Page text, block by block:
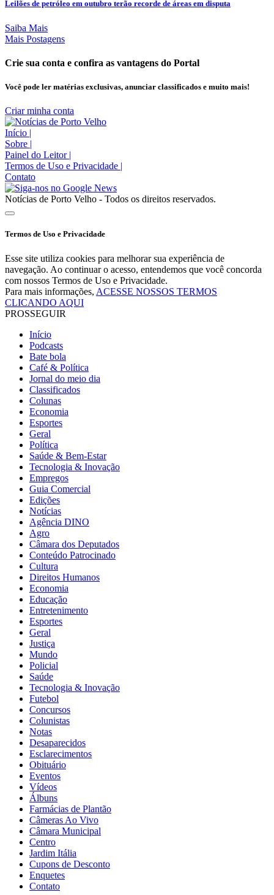
Leilões de petróleo em outubro terão recorde de áreas em disputa
Saiba Mais
Mais Postagens
Crie sua conta e confira as vantagens do Portal
Você pode ler matérias exclusivas, anunciar classificados e muito mais!
Criar minha conta
Início |
Sobre |
Painel do Leitor |
Termos de Uso e Privacidade |
Contato
Notícias de Porto Velho - Todos os direitos reservados.
Termos de Uso e Privacidade
Esse site utiliza cookies para melhorar sua experiência de
navegação. Ao continuar o acesso, entendemos que você concorda
com nossos Termos de Uso e Privacidade.
Para mais informações, ACESSE NOSSOS TERMOS
CLICANDO AQUI
PROSSEGUIR
Início
Podcasts
Bate bola
Café & Política
Jornal do meio dia
Classificados
Colunas
Economia
Esportes
Geral
Política
Saúde & Bem-Estar
Tecnologia & Inovação
Empregos
Guia Comercial
Edições
Notícias
Agência DINO
Agro
Câmara dos Deputados
Conteúdo Patrocinado
Cultura
Direitos Humanos
Economia
Educação
Entretenimento
Esportes
Geral
Justiça
Mundo
Policial
Saúde
Tecnologia & Inovação
Futebol
Concursos
Colunistas
Notas
Desaparecidos
Esclarecimentos
Obituário
Eventos
Vídeos
Álbuns
Farmácias de Plantão
Câmeras Ao Vivo
Câmara Municipal
Centro
Jardim Itália
Cupons de Desconto
Enquetes
Contato